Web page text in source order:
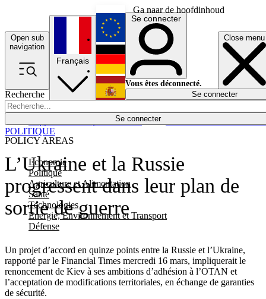
Ga naar de hoofdinhoud
Open sub
navigation
Close menu
Recherche
Se connecter
POLICY AREAS
Economie
Politique
Agriculture et Alimentation
Santé
Technologies
Energie, Environnement et Transport
Défense
Économie
Français
English
Deutsch
Español
Se connecter
Vous êtes déconnecté.
Se connecter
L’Ukraine et la Russie
progressent dans leur plan de
sortie de guerre
Un projet d’accord en quinze points entre la Russie et l’Ukraine,
rapporté par le Financial Times mercredi 16 mars, impliquerait le
renoncement de Kiev à ses ambitions d’adhésion à l’OTAN et
l’acceptation de modifications territoriales, en échange de garanties
de sécurité.
POLITIQUE